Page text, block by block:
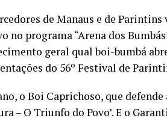
de Manaus e de
no programa “Arena dos
geral qual boi-bumbá
do 56º Festival de
o Boi Caprichoso, que
– O Triunfo do Povo’. E o